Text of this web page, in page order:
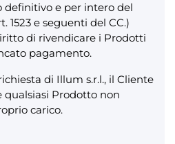
definitivo e per intero del
1523 e seguenti del CC.)
di rivendicare i Prodotti
pagamento.
di Illum s.r.l., il Cliente
Prodotto non
carico.